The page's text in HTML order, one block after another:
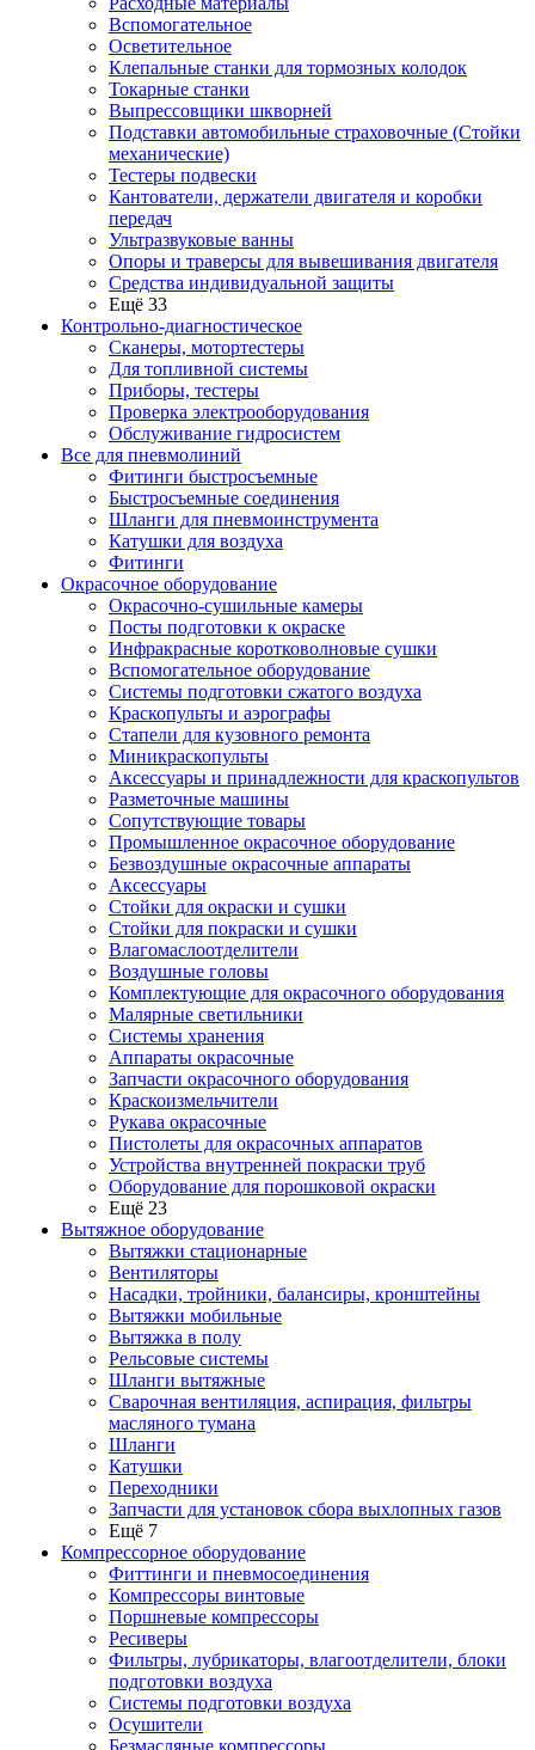
Вспомогательное
Осветительное
Клепальные станки для тормозных колодок
Токарные станки
Выпрессовщики шкворней
Подставки автомобильные страховочные (Стойки
механические)
Тестеры подвески
Кантователи, держатели двигателя и коробки
передач
Ультразвуковые ванны
Опоры и траверсы для вывешивания двигателя
Средства индивидуальной защиты
Ещё 33
Контрольно-диагностическое
Сканеры, мотортестеры
Для топливной системы
Приборы, тестеры
Проверка электрооборудования
Обслуживание гидросистем
Все для пневмолиний
Фитинги быстросъемные
Быстросъемные соединения
Шланги для пневмоинструмента
Катушки для воздуха
Фитинги
Окрасочное оборудование
Окрасочно-сушильные камеры
Посты подготовки к окраске
Инфракрасные коротковолновые сушки
Вспомогательное оборудование
Системы подготовки сжатого воздуха
Краскопульты и аэрографы
Стапели для кузовного ремонта
Миникраскопульты
Аксессуары и принадлежности для краскопультов
Разметочные машины
Сопутствующие товары
Промышленное окрасочное оборудование
Безвоздушные окрасочные аппараты
Аксессуары
Стойки для окраски и сушки
Стойки для покраски и сушки
Влагомаслоотделители
Воздушные головы
Комплектующие для окрасочного оборудования
Малярные светильники
Системы хранения
Аппараты окрасочные
Запчасти окрасочного оборудования
Краскоизмельчители
Рукава окрасочные
Пистолеты для окрасочных аппаратов
Устройства внутренней покраски труб
Оборудование для порошковой окраски
Ещё 23
Вытяжное оборудование
Вытяжки стационарные
Вентиляторы
Насадки, тройники, балансиры, кронштейны
Вытяжки мобильные
Вытяжка в полу
Рельсовые системы
Шланги вытяжные
Сварочная вентиляция, аспирация, фильтры
масляного тумана
Шланги
Катушки
Переходники
Запчасти для установок сбора выхлопных газов
Ещё 7
Компрессорное оборудование
Фиттинги и пневмосоединения
Компрессоры винтовые
Поршневые компрессоры
Ресиверы
Фильтры, лубрикаторы, влагоотделители, блоки
подготовки воздуха
Системы подготовки воздуха
Осушители
Безмасляные компрессоры